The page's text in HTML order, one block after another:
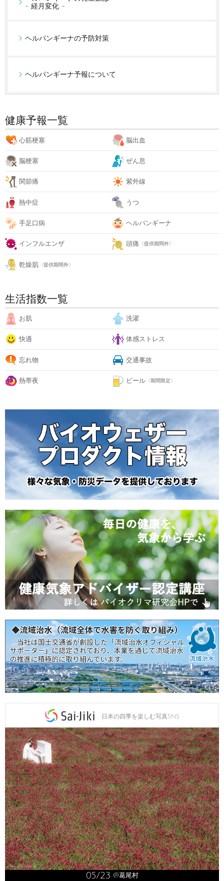
- 経月変化 -
ヘルパンギーナの予防対策
ヘルパンギーナ予報について
健康予報一覧
心筋梗塞 脳出血
脳梗塞 ぜん息
関節痛 紫外線
熱中症 うつ
手足口病 ヘルパンギーナ
インフルエンザ 頭痛 〈提供期間外〉
乾燥肌 〈提供期間外〉
生活指数一覧
お肌 洗濯
快適 体感ストレス
忘れ物 交通事故
熱帯夜 ビール 〈期間限定〉
日本の四季を楽しむ写真SNS
05/23 @葛尾村